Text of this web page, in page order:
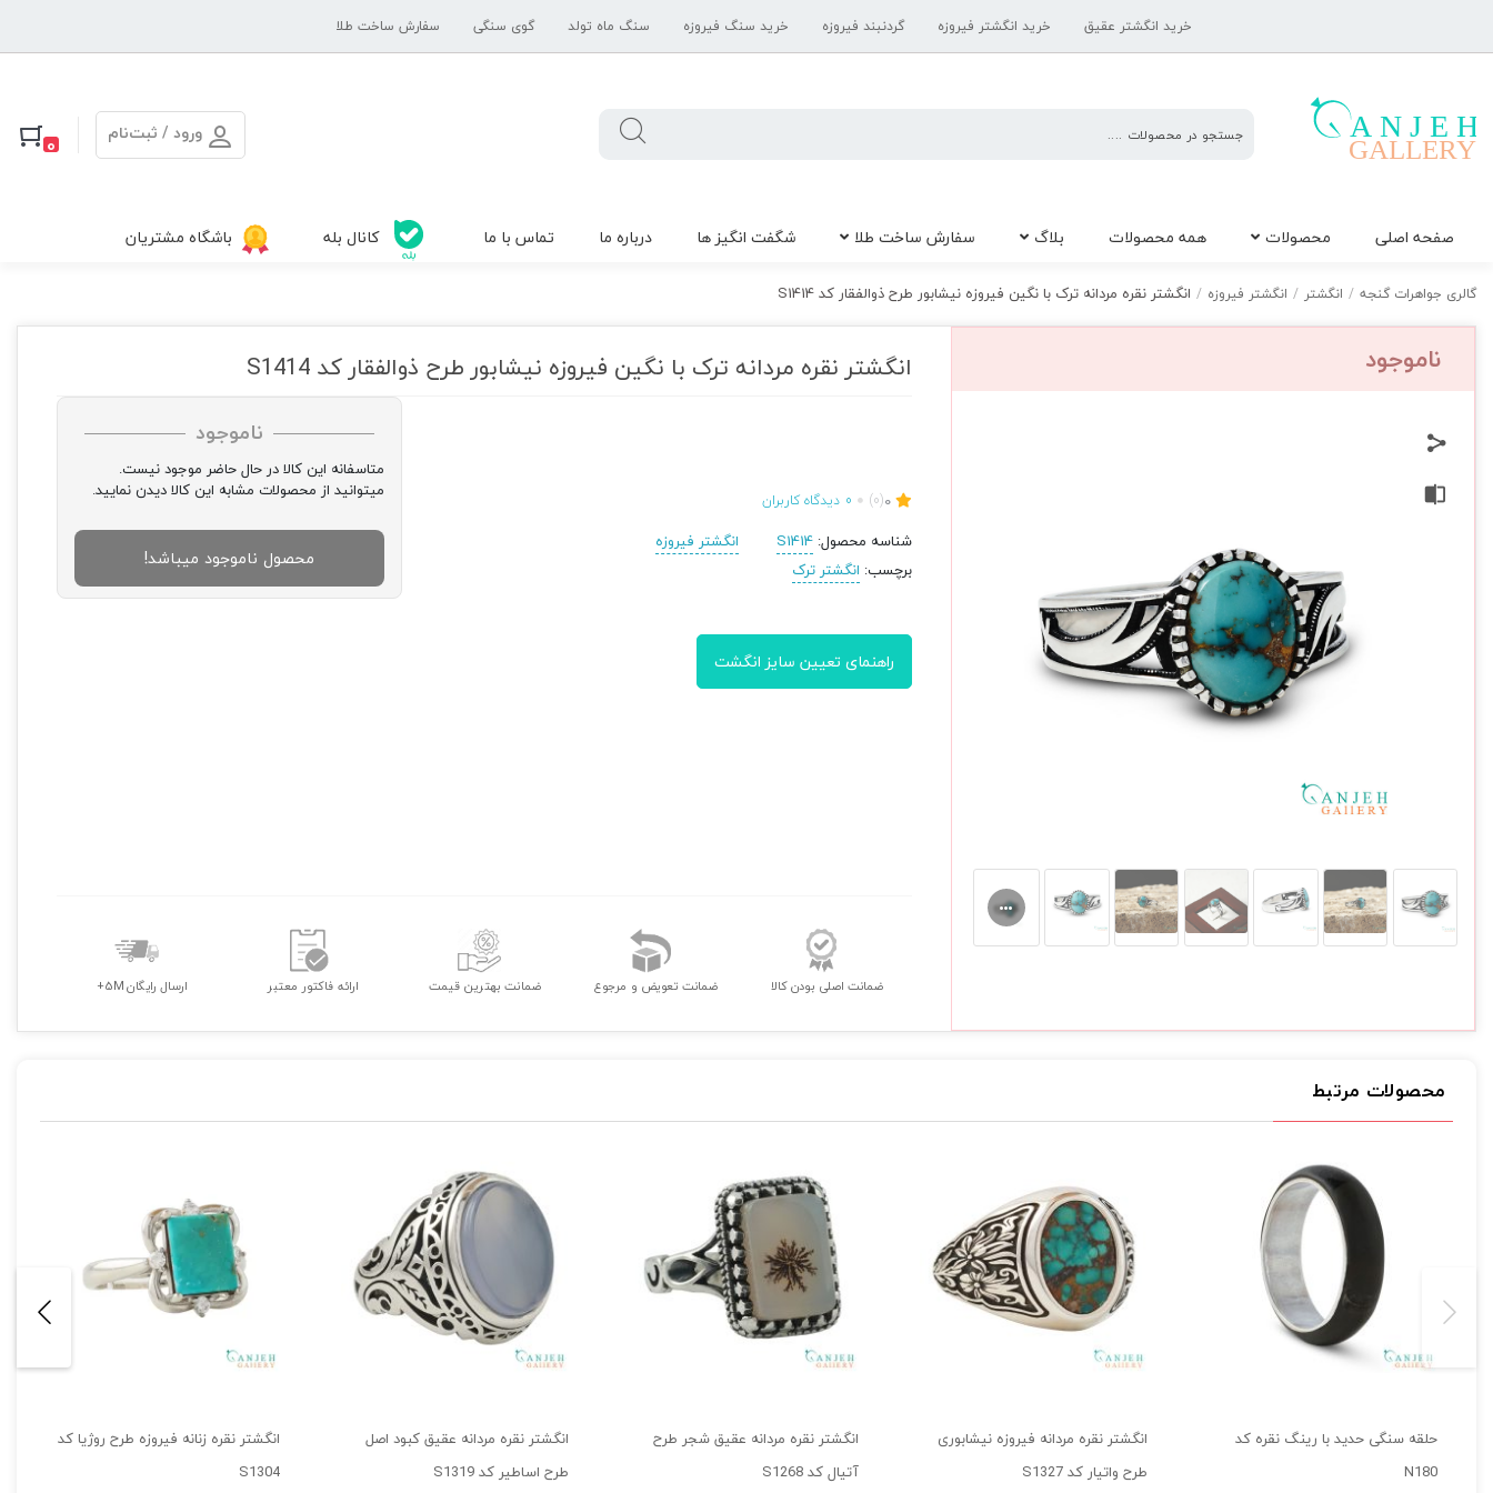
خرید انگشتر عقیق خرید انگشتر فیروزه گردنبند فیروزه خرید سنگ فیروزه سنگ ماه تولد گوی سنگی سفارش ساخت طلا
جواهرات
ورود / ثبت‌نام 0
صفحه اصلی محصولات همه محصولات بلاگ سفارش ساخت طلا شگفت انگیز ها درباره ما تماس با ما کانال بله باشگاه مشتریان
گالری جواهرات گنجه / انگشتر / انگشتر فیروزه / انگشتر نقره مردانه ترک با نگین فیروزه نیشابور طرح ذوالفقار کد S1414
ناموجود انگشتر نقره مردانه ترک با نگین فیروزه نیشابور طرح ذوالفقار کد S1414
ناموجود
متاسفانه این کالا در حال حاضر موجود نیست.
میتوانید از محصولات مشابه این کالا دیدن نمایید.
محصول ناموجود میباشد!
0
(0)
0 دیدگاه کاربران
شناسه محصول:S1414
انگشتر فیروزه
برچسب: انگشتر ترک
راهنمای تعیین سایز انگشت
ضمانت اصلی بودن کالا ضمانت تعویض و مرجوع ضمانت بهترین قیمت ارائه فاکتور معتبر ارسال رایگان 5M+
محصولات مرتبط
حلقه سنگی حدید با رینگ نقره کد
N180
انگشتر نقره مردانه فیروزه نیشابوری
طرح واتیار کد S1327
انگشتر نقره مردانه عقیق شجر طرح
آتیال کد S1268
انگشتر نقره مردانه عقیق کبود اصل
طرح اساطیر کد S1319
انگشتر نقره زنانه فیروزه طرح روژیا کد
S1304